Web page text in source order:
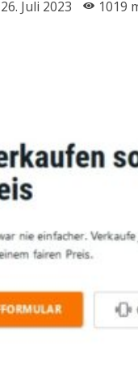
26. Juli 2023 1019